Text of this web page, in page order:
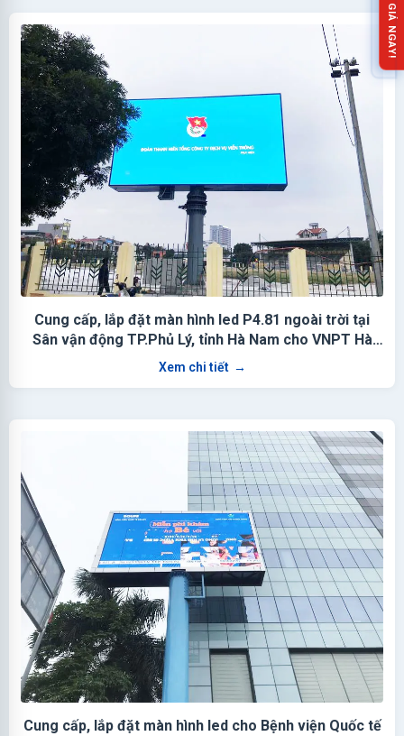
Cung cấp, lắp đặt màn hình led P4.81 ngoài trời tại
Sân vận động TP.Phủ Lý, tỉnh Hà Nam cho VNPT Hà
Nam
Xem chi tiết →
Cung cấp, lắp đặt màn hình led cho Bệnh viện Quốc tế